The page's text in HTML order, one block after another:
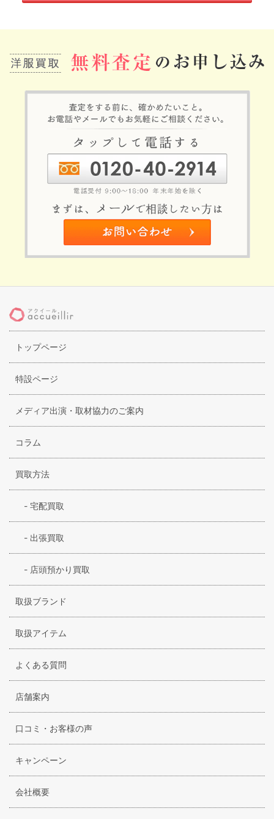
トップページ
特設ページ
メディア出演・取材協力のご案内
コラム
買取方法
- 宅配買取
- 出張買取
- 店頭預かり買取
取扱ブランド
取扱アイテム
よくある質問
店舗案内
口コミ・お客様の声
キャンペーン
会社概要